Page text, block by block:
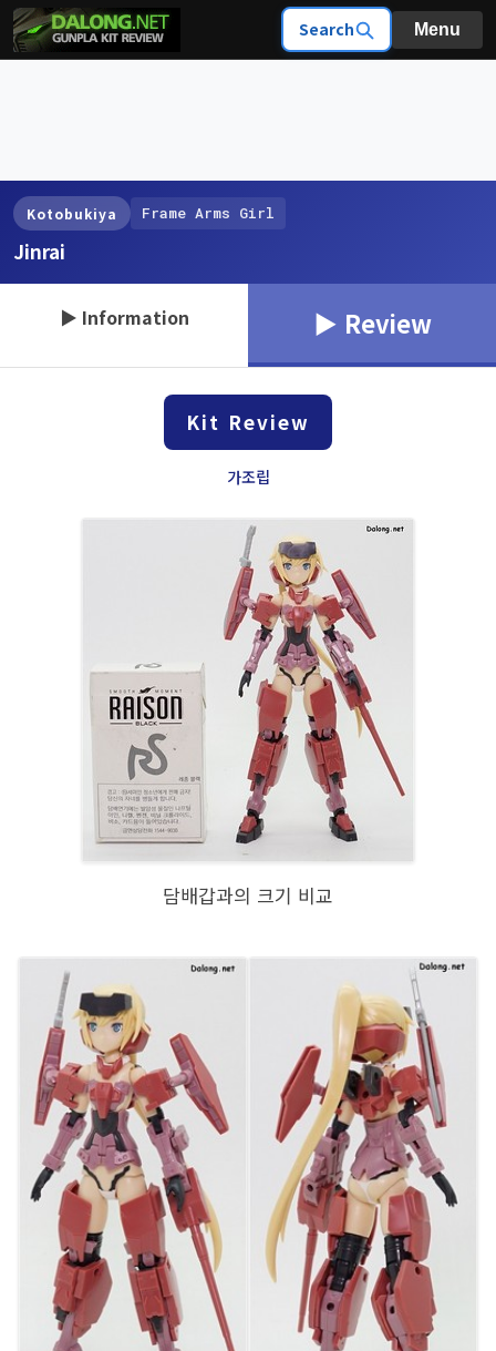
Search Menu
Kotobukiya Frame Arms Girl
Jinrai
▶ Information ▶ Review
Kit Review
가조립
담배갑과의 크기 비교